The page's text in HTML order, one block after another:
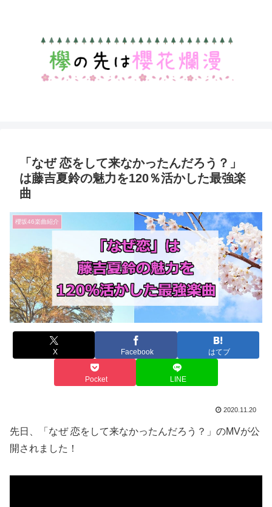
「なぜ 恋をして来なかったんだろう？」
は藤吉夏鈴の魅力を120％活かした最強楽
曲
櫻坂46楽曲紹介
X Facebook はてブ
Pocket LINE
2020.11.20
先日、「なぜ 恋をして来なかったんだろう？」のMVが公
開されました！